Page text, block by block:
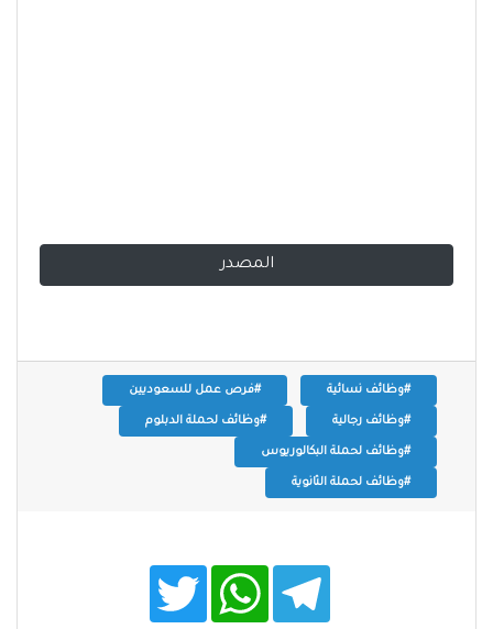
المصدر
#وظائف نسائية #فرص عمل للسعوديين
#وظائف رجالية #وظائف لحملة الدبلوم
#وظائف لحملة البكالوريوس
#وظائف لحملة الثانوية
T
w
W
h
T